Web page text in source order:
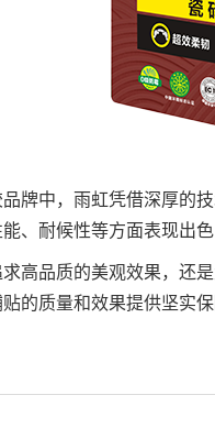
牌中，雨虹凭借深厚的
、耐候性等方面表现出
高品质的美观效果，还
的质量和效果提供坚实